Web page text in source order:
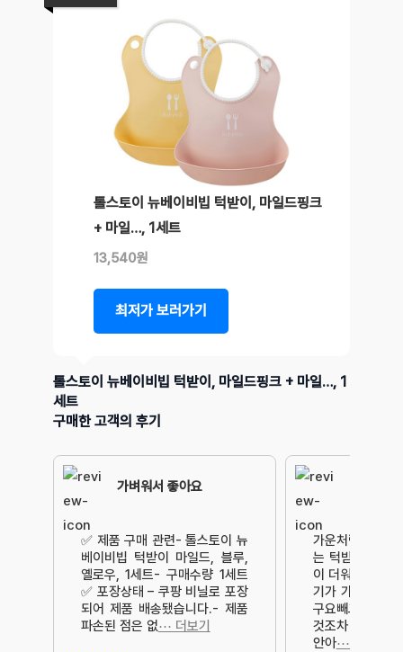
톨스토이 뉴베이비빕 턱받이, 마일드핑크
+ 마일…, 1세트
13,540원
최저가 보러가기
톨스토이 뉴베이비빕 턱받이, 마일드핑크 + 마일…, 1
세트
구매한 고객의 후기
가벼워서 좋아요
✅️ 제품 구매 관련- 톨스토이 뉴
베이비빕 턱받이 마일드, 블루,
옐로우, 1세트- 구매수량 1세트
✅️ 포장상태 – 쿠팡 비닐로 포장
되어 제품 배송됐습니다.- 제품
파손된 점은 없⋯ 더보기
가운처럼 입고
는 턱받이를 5
이 더워지니 답
기가 가운 턱받
구요빼그빼레
것조차 싫어해
안아⋯ 더보기